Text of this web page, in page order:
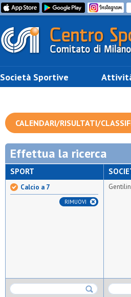
Società Sportive
CALENDARI/RISULTATI/
Effettua la ricerca
SPORT
Calcio a 7
RIMUOVI